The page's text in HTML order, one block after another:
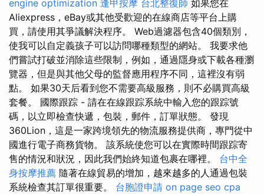
engine optimization 逢甲按摩 台北整復師 如果您在
Aliexpress，eBay或其他受歡迎的在線商店等平台上購
買，請使用其爭議解決程序。 Web過濾器包含40個類別，
使我可以自定義孩子可以訪問哪種類型的網站。 我要求他
們嘗試打破並消除這些限制，例如，通過隱身或下載各種瀏
覽器，但是與其他父母的監督應用程序不同，這裡沒有弱
點。 如果30天后看到您不需要高級服務，則不必購買高級
套餐。 國際跟踪 - 請在在線跟踪系統中輸入您的跟踪號
碼，以立即檢查快遞，包裝，郵件，訂單狀態。 發現
360Lion，這是一家跨境領先的物流服務提供商，專門從中
國進行電子商務貨物。 該系統使您可以在實際時間跟踪寄
售的情況和狀況，因此我們始終知道包裹在哪裡。 台中全
身按摩推薦 隨著在線貿易的增加，越來越多的人通過包裝
系統檢查其訂單很重要。 台胞證申請 on page seo cpa